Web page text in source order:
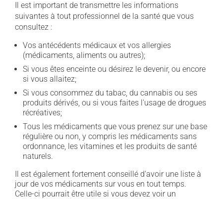
Il est important de transmettre les informations
suivantes à tout professionnel de la santé que vous
consultez :
Vos antécédents médicaux et vos allergies
(médicaments, aliments ou autres);
Si vous êtes enceinte ou désirez le devenir, ou encore
si vous allaitez;
Si vous consommez du tabac, du cannabis ou ses
produits dérivés, ou si vous faites l'usage de drogues
récréatives;
Tous les médicaments que vous prenez sur une base
régulière ou non, y compris les médicaments sans
ordonnance, les vitamines et les produits de santé
naturels.
Il est également fortement conseillé d'avoir une liste à
jour de vos médicaments sur vous en tout temps.
Celle-ci pourrait être utile si vous devez voir un